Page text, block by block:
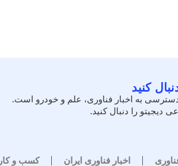
کنید
به اخبار فناوری، علم و خودرو است.
دیجیتو را دنبال کنید.
اخبار فناوری ایران کسب و کار